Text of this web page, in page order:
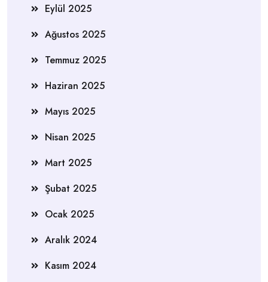
Eylül 2025
Ağustos 2025
Temmuz 2025
Haziran 2025
Mayıs 2025
Nisan 2025
Mart 2025
Şubat 2025
Ocak 2025
Aralık 2024
Kasım 2024